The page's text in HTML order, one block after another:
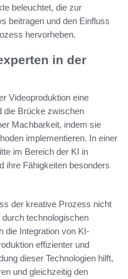
beleuchtet, die zur
beitragen und den Einfluss
hervorheben.
in der
Videoproduktion eine
die Brücke zwischen
Machbarkeit, indem sie
implementieren. In einer
im Bereich der KI in
ihre Fähigkeiten besonders
der kreative Prozess nicht
technologischen
die Integration von KI-
effizienter und
dieser Technologien hilft,
und gleichzeitig den